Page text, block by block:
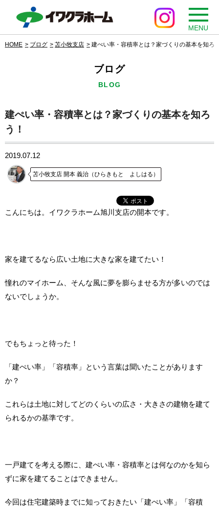
MENU
HOME ブログ 苫小牧支店 建ぺい率・容積率とは？家づくりの基本を知ろ
ブログ
BLOG
建ぺい率・容積率とは？家づくりの基本を知ろ
う！
2019.07.12
苫小牧支店 開本 義治（ひらきもと よしはる）
こんにちは。イワクラホーム旭川支店の開本です。
家を建てるなら広い土地に大きな家を建てたい！
憧れのマイホーム、そんな風に夢を膨らませる方が多いのでは
ないでしょうか。
でもちょっと待った！
「建ぺい率」「容積率」という言葉は聞いたことがあります
か？
これらは土地に対してどのくらいの広さ・大きさの建物を建て
られるかの基準です。
一戸建てを考える際に、建ぺい率・容積率とは何なのかを知ら
ずに家を建てることはできません。
今回は住宅建築時までに知っておきたい「建ぺい率」「容積